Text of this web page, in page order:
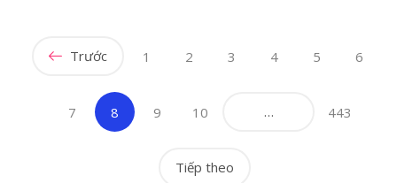
Trước 1 2 3 4 5 6
7 8 (current)
9 10 … 443
Tiếp theo